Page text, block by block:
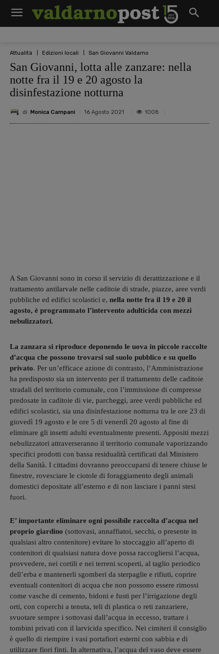
Attualità Edizioni locali San Giovanni Valdarno
San Giovanni, lotta alle zanzare: nella
notte fra il 19 e 20 agosto la
disinfestazione notturna
di Monica Campani 16 Agosto 2021 1008
A San Giovanni sono in corso il servizio di derattizzazione e il
trattamento antilarvale nelle caditoie di strade, piazze, aree verdi
pubbliche ed edifici scolastici e, nella notte fra il 19 e 20 il
agosto, è programmato l’intervento adulticida con mezzi
nebulizzatori.
La zanzara si riproduce deponendo le uova in piccole raccolte
d’acqua che possono trovarsi sul suolo pubblico e su quello
privato. Per un’efficace azione di contrasto, l’Amministrazione
ha predisposto sia un intervento per il trattamento delle caditoie
stradali del territorio comunale, con l’immissione di compresse
predosate in caditoie di vie, parcheggi, aree verdi pubbliche ed
edifici scolastici, sia una disinfestazione notturna tra le ore 23 di
giovedì 19 agosto e le ore 5 di venerdì 20 agosto al fine di
eliminare gli insetti adulti eventualmente presenti. Appositi mezzi
nebulizzatori attraverseranno il territorio comunale vaporizzando
specifici prodotti con bassa residualità certificati dal Ministero
della Sanità. I cittadini dovranno preoccuparsi di tenere chiuse le
finestre, rovesciare le ciotole di foraggiamento degli animali
domestici depositate all’esterno e di non lasciare i panni stesi
fuori.
E’ importante eliminare ogni possibile raccolta d’acqua nel
proprio giardino (sottovasi, annaffiatoi, secchi, o presente in
qualsiasi altro contenitore) evitare lo stoccaggio all’aperto di
contenitori di qualsiasi natura dove possa raccogliersi l’acqua,
provvedere, nei cortili e nei terreni scoperti, al taglio periodico
dell’erba e mantenerli sgomberi da sterpaglie e rifiuti, coprire
eventuali contenitori di acqua che non possono essere rimossi
come vasche di cemento, bidoni e fusti per l’irrigazione degli
orti, con coperchi a tenuta, teli di plastica o reti zanzariere,
svuotare sempre i sottovasi dall’acqua in eccesso, trattare i
tombini privati con il larvicida specifico. Nei cimiteri il consiglio
è quello di riempire i vasi portafiori esterni con sabbia e di
utilizzare fiori finti. In alternativa, l’acqua del vaso deve essere